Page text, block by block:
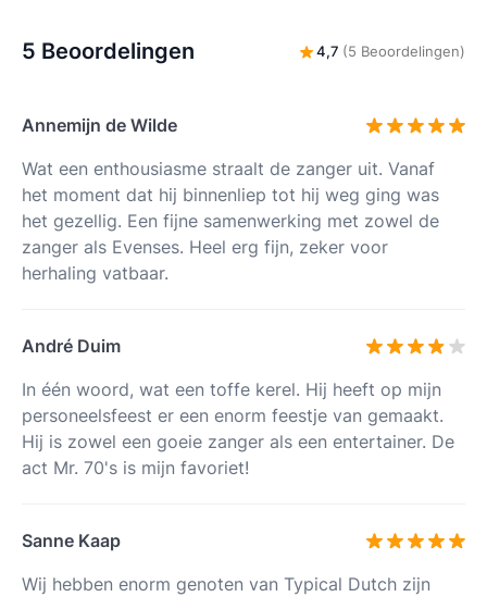
5 Beoordelingen 4,7 (5 Beoordelingen)
Annemijn de Wilde
Wat een enthousiasme straalt de zanger uit. Vanaf
het moment dat hij binnenliep tot hij weg ging was
het gezellig. Een fijne samenwerking met zowel de
zanger als Evenses. Heel erg fijn, zeker voor
herhaling vatbaar.
André Duim
In één woord, wat een toffe kerel. Hij heeft op mijn
personeelsfeest er een enorm feestje van gemaakt.
Hij is zowel een goeie zanger als een entertainer. De
act Mr. 70's is mijn favoriet!
Sanne Kaap
Wij hebben enorm genoten van Typical Dutch zijn